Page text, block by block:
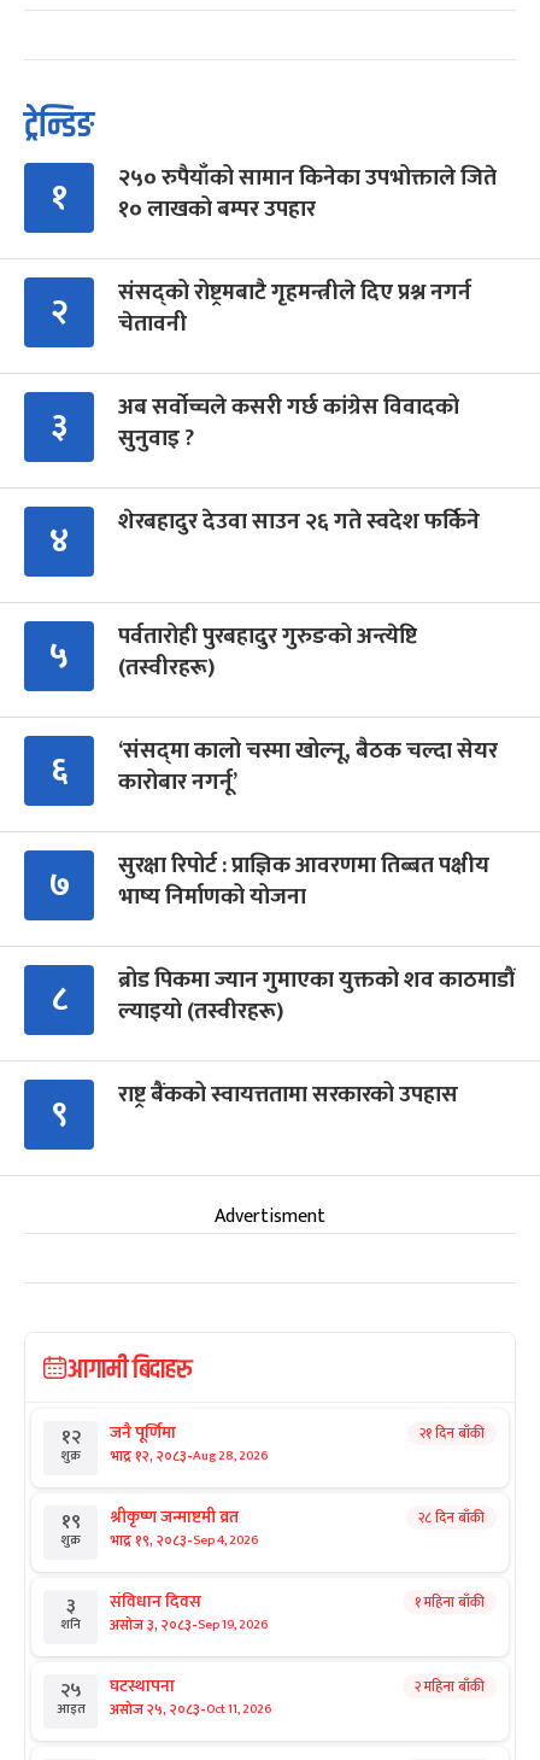
ट्रेन्डिङ
१
२५० रुपैयाँको सामान किनेका उपभोक्ताले जिते
१० लाखको बम्पर उपहार
२
संसद्को रोष्ट्रमबाटै गृहमन्त्रीले दिए प्रश्न नगर्न
चेतावनी
३
अब सर्वोच्चले कसरी गर्छ कांग्रेस विवादको
सुनुवाइ ?
४ शेरबहादुर देउवा साउन २६ गते स्वदेश फर्किने
५
पर्वतारोही पुरबहादुर गुरुङको अन्त्येष्टि
(तस्वीरहरू)
६
‘संसद्‍मा कालो चस्मा खोल्नू, बैठक चल्दा सेयर
कारोबार नगर्नू’
७
सुरक्षा रिपोर्ट : प्राज्ञिक आवरणमा तिब्बत पक्षीय
भाष्य निर्माणको योजना
८
ब्रोड पिकमा ज्यान गुमाएका युक्तको शव काठमाडौं
ल्याइयो (तस्वीरहरू)
९ राष्ट्र बैंकको स्वायत्ततामा सरकारको उपहास
Advertisment
आगामी बिदाहरु
१२
शुक्र
जनै पूर्णिमा
भाद्र १२, २०८३-Aug 28, 2026
२१ दिन बाँकी
१९
शुक्र
श्रीकृष्ण जन्माष्टमी व्रत
भाद्र १९, २०८३-Sep 4, 2026
२८ दिन बाँकी
३
शनि
संविधान दिवस
असोज ३, २०८३-Sep 19, 2026
१ महिना बाँकी
२५
आइत
घटस्थापना
असोज २५, २०८३-Oct 11, 2026
२ महिना बाँकी